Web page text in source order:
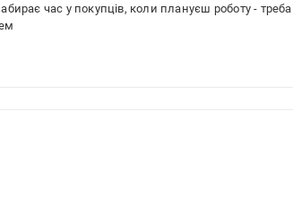
час у покупців, коли плануєш роботу -